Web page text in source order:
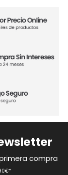
compra